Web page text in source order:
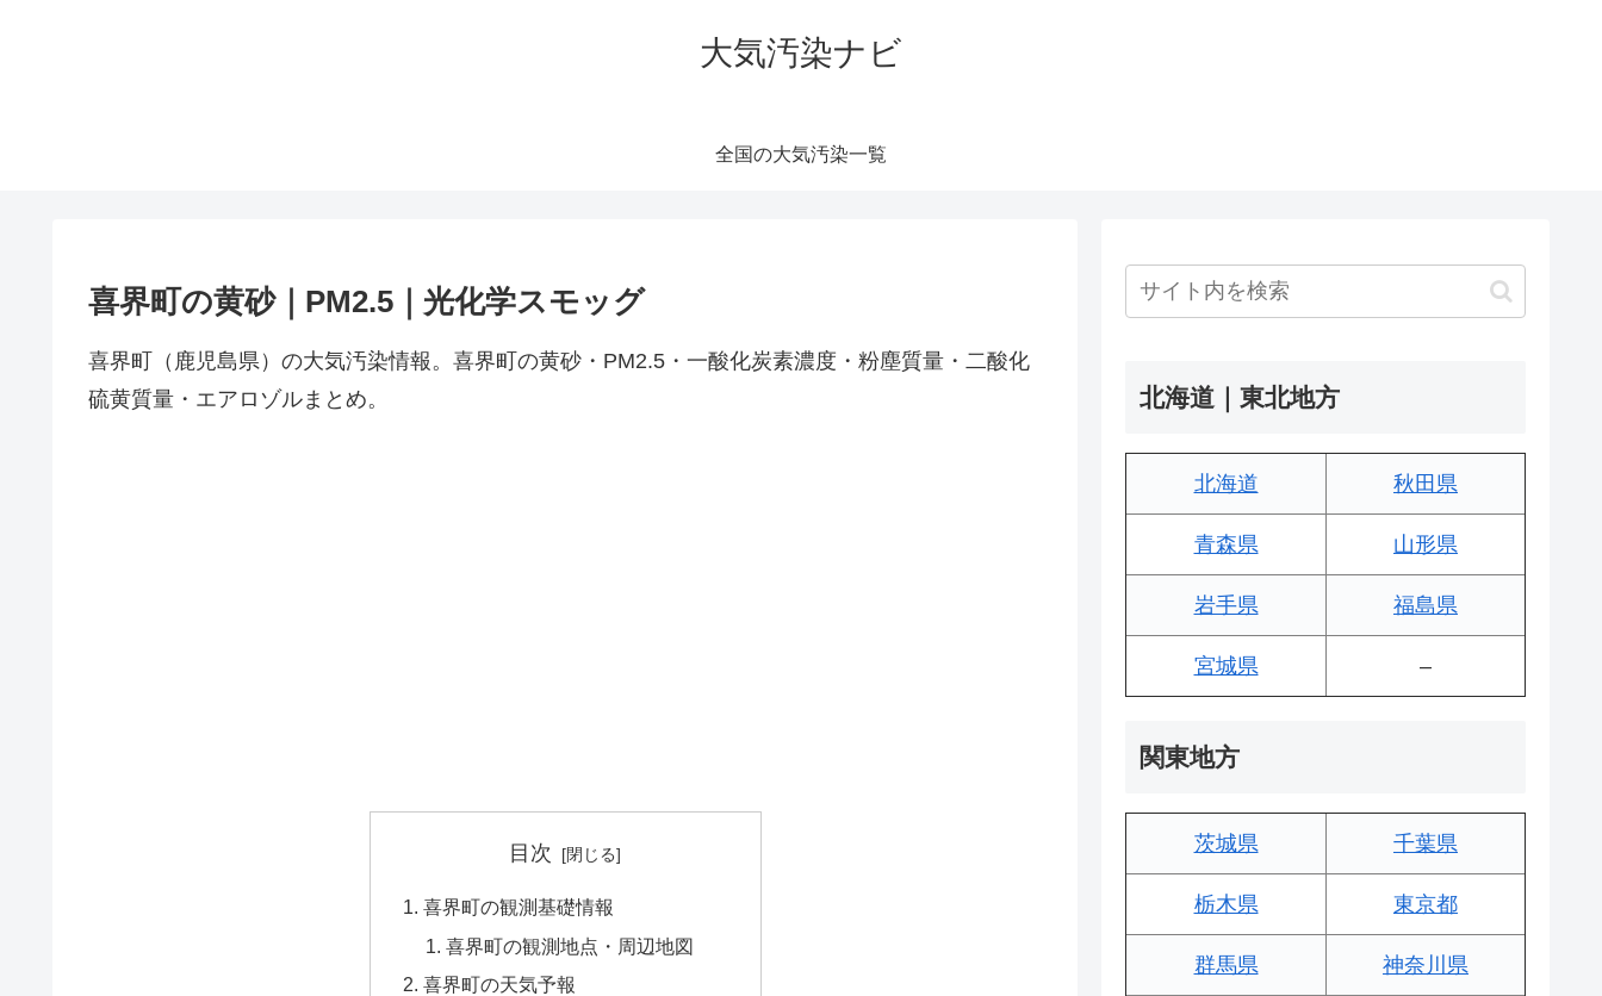
大気汚染ナビ
全国の大気汚染一覧
喜界町の黄砂｜PM2.5｜光化学スモッグ
喜界町（鹿児島県）の大気汚染情報。喜界町の黄砂・PM2.5・一酸化炭素濃度・粉塵質量・二酸化
硫黄質量・エアロゾルまとめ。
目次
喜界町の観測基礎情報
喜界町の観測地点・周辺地図
喜界町の天気予報
北海道｜東北地方
北海道 秋田県
青森県 山形県
岩手県 福島県
宮城県 –
関東地方
茨城県 千葉県
栃木県 東京都
群馬県 神奈川県